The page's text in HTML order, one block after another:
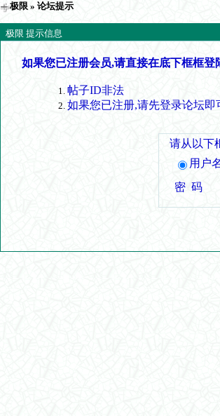
极限 » 论坛提示
极限 提示信息
如果您已注册会员,请直接在底下框框
帖子ID非法
如果您已注册,请先登录论坛即
请从以下
用户
密 码